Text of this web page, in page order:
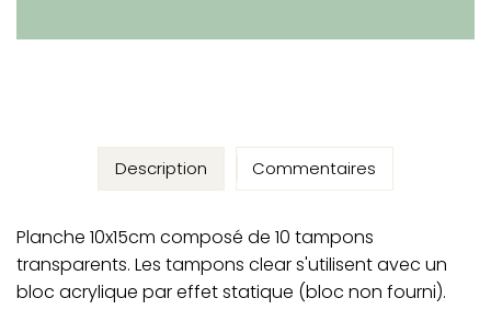
Description
Planche 10x15cm composé de 10 tampons
transparents. Les tampons clear s'utilisent avec un
bloc acrylique par effet statique (bloc non fourni).
Commentaires